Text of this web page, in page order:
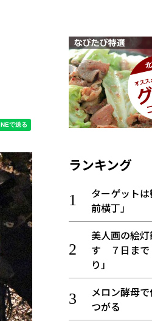
ランキング
ターゲット
前横丁」
美人画の絵
す ７日まで
り」
メロン酵母
つがる